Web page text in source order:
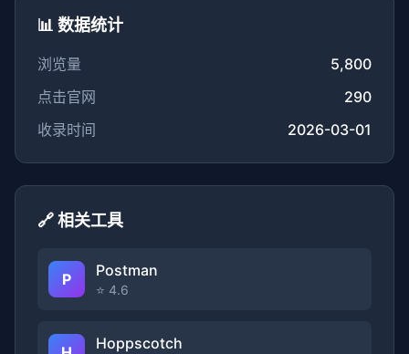
📊 数据统计
浏览量
5,800
点击官网
290
收录时间
2026-03-01
🔗 相关工具
P Postman
⭐ 4.6
Hoppscotch